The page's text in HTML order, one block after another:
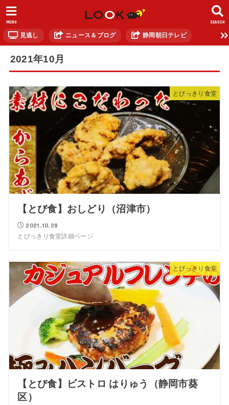
SEARCH
MENU
見逃し ニュース＆ブログ 静岡朝日テレビ
2021年10月
とびっきり食堂
【とび食】おしどり（沼津市）
2021.10.28
とびっきり食堂詳細ページ
とびっきり食堂
【とび食】ビストロ はりゅう（静岡市葵
区）